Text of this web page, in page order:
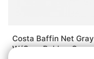
Costa Baffin Net Gray
W/Gray Rubber Grey